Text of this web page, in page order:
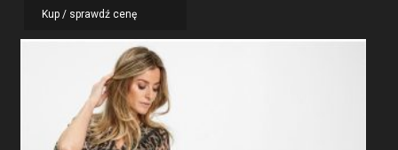
Kup / sprawdź cenę